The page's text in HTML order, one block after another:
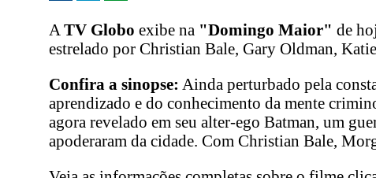
A TV Globo exibe na "Domingo Maior" de
estrelado por Christian Bale, Gary Oldman,
Confira a sinopse: Ainda perturbado pela
aprendizado e do conhecimento da mente
agora revelado em seu alter-ego Batman, um
apoderaram da cidade. Com Christian Bale,